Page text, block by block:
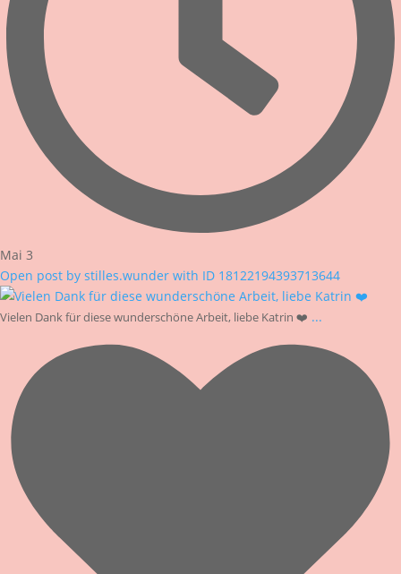
Mai 3
Open post by stilles.wunder with ID 18122194393713644
Vielen Dank für diese wunderschöne Arbeit, liebe Katrin ❤️ ...